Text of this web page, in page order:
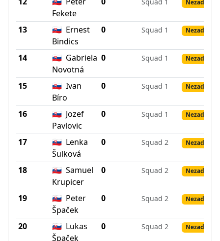
Fekete
Squad 1 Nezadané
13 🇸🇰 Ernest
Bindics
0 Squad 1 Nezadané
14 🇸🇰 Gabriela
Novotná
0 Squad 1 Nezadané
15 🇸🇰 Ivan
Bíro
0 Squad 1 Nezadané
16 🇸🇰 Jozef
Pavlovic
0 Squad 1 Nezadané
17 🇸🇰 Lenka
Šulková
0 Squad 2 Nezadané
18 🇸🇰 Samuel
Krupicer
0 Squad 2 Nezadané
19 🇸🇰 Peter
Špaček
0 Squad 2 Nezadané
20 🇸🇰 Lukas
Špaček
0 Squad 2 Nezadané